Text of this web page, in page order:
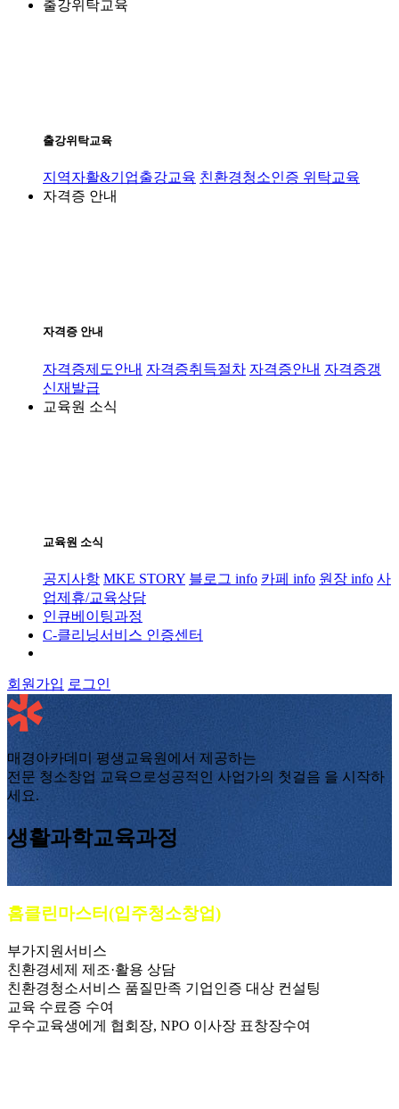
출강위탁교육
출강위탁교육
지역자활&기업출강교육 친환경청소인증 위탁교육
자격증 안내
자격증 안내
자격증제도안내 자격증취득절차 자격증안내 자격증갱
신재발급
교육원 소식
교육원 소식
공지사항 MKE STORY 블로그 info 카페 info 원장 info 사
업제휴/교육상담
인큐베이팅과정
C-클리닝서비스 인증센터
회원가입 로그인
매경아카데미 평생교육원에서 제공하는
전문 청소창업 교육으로성공적인 사업가의 첫걸음 을 시작하
세요.
생활과학교육과정
홈클린마스터(입주청소창업)
부가지원서비스
친환경세제 제조·활용 상담
친환경청소서비스 품질만족 기업인증 대상 컨설팅
교육 수료증 수여
우수교육생에게 협회장, NPO 이사장 표창장수여